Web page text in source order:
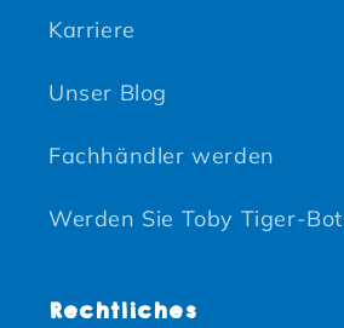
Karriere
Unser Blog
Fachhändler werden
Werden Sie Toby Tiger-
Rechtliches